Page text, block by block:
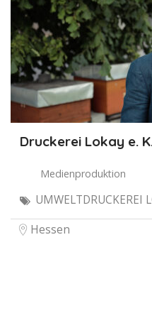
Druckerei Lokay e.
Medienproduktion
UMWELTDRUCKEREI
Hessen